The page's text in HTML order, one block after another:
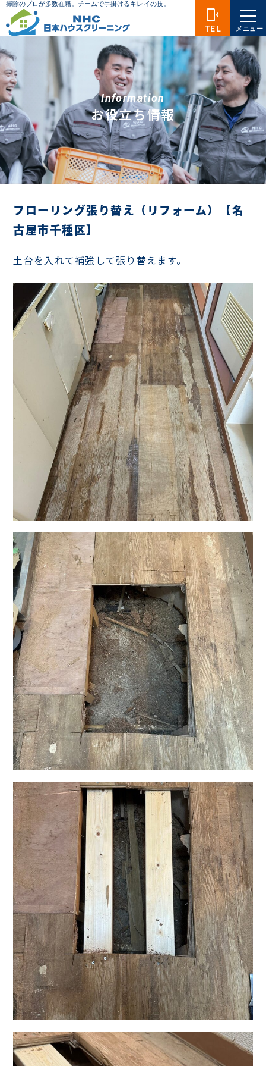
Information
お役立ち情報
フローリング張り替え（リフォーム）【名
古屋市千種区】
土台を入れて補強して張り替えます。
phonelink_ring
TEL メニュー